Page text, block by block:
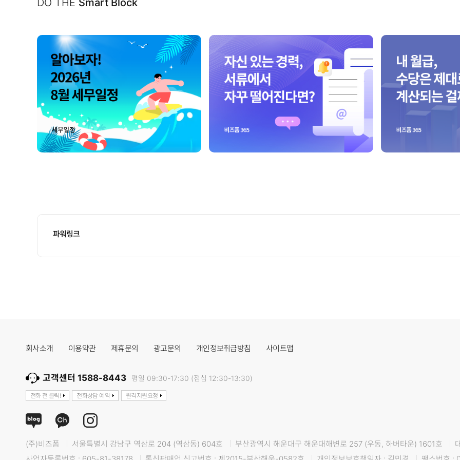
DO THE Smart Block
파워링크
회사소개 이용약관 제휴문의 광고문의 개인정보취급방침 사이트맵
고객센터 1588-8443 평일 09:30-17:30 (점심 12:30-13:30)
전화 전 클릭! 전화상담 예약 원격지원요청
(주)비즈폼 서울특별시 강남구 역삼로 204 (역삼동) 604호 부산광역시 해운대구 해운대해변로 257 (우동, 하버타운) 1601호